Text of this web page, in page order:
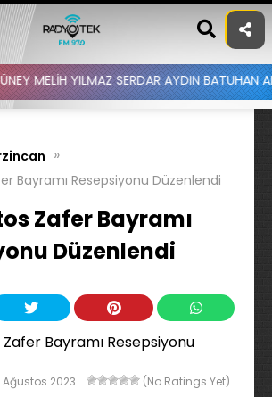
SERDAR AYDIN BATUHAN ALTINTAŞ
»
Bayramı Resepsiyonu Düzenlendi
Zafer Bayramı
Düzenlendi
Ağustos 2023 (No Ratings Yet)